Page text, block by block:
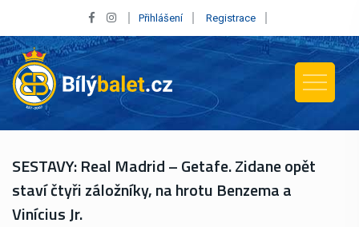
Přihlášení Registrace
SESTAVY: Real Madrid – Getafe. Zidane opět
staví čtyři záložníky, na hrotu Benzema a
Vinícius Jr.